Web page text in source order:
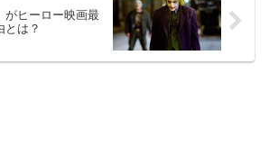
がヒーロー映画最
は？